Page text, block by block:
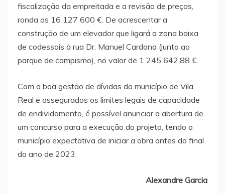
fiscalização da empreitada e a revisão de preços,
ronda os 16 127 600 €. De acrescentar a
construção de um elevador que ligará a zona baixa
de codessais à rua Dr. Manuel Cardona (junto ao
parque de campismo), no valor de 1 245 642,88 €.
Com a boa gestão de dívidas do município de Vila
Real e assegurados os limites legais de capacidade
de endividamento, é possível anunciar a abertura de
um concurso para a execução do projeto, tendo o
município expectativa de iniciar a obra antes do final
do ano de 2023.
Alexandre Garcia